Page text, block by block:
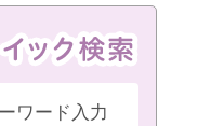
8/18
ワード入力